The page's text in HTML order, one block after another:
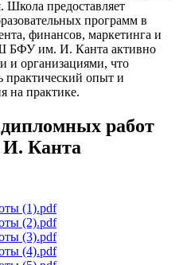
Школа предоставляет
программ в
финансов, маркетинга и
БФУ им. И. Канта активно
и организациями, что
практический опыт и
на практике.
работ
Канта
(1).pdf
(2).pdf
(3).pdf
(4).pdf